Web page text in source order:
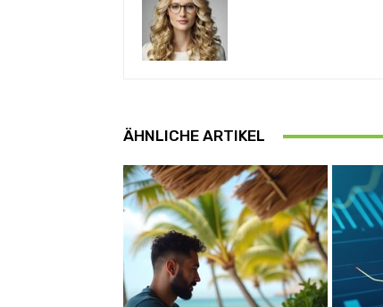
ÄHNLICHE ARTIKEL